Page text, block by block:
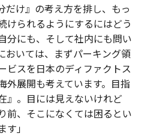
だけ』の考え方を排し、もっ
けられるようにするにはどう
分にも、そして社内にも問い
おいては、まずパーキング領
ビスを日本のディファクトス
外展開も考えています。目指
』。目には見えないけれど
前、そこになくては困るとい
」